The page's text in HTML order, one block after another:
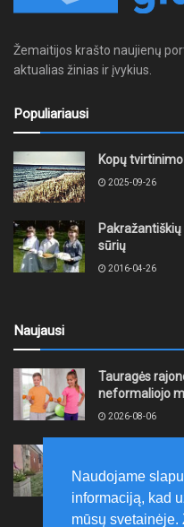
Žemaitijos krašto naujienų
aktualias žinias ir įvykius.
Populiariausi
Kopų
2025-09-26
sūrių
2016-04-26
Naujausi
Tauragės
neformaliojo
2026-08-06
kupina savaitė
2026-08-05
Naudojame
informaciją, kad
mūsų